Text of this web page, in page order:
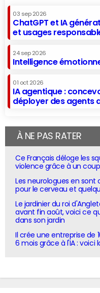
03 sep 2026
ChatGPT et IA
et usages
24 sep 2026
Intelligence
01 oct 2026
IA agentique :
déployer des agents
À NE PAS RATER
Ce Français déloge les
violence grâce à un
Les neurologues en sont
pour le cerveau et
Le jardinier du roi
avant fin août, voici ce
dans son jardin
Il crée une entreprise de
6 mois grâce à l'IA : voici